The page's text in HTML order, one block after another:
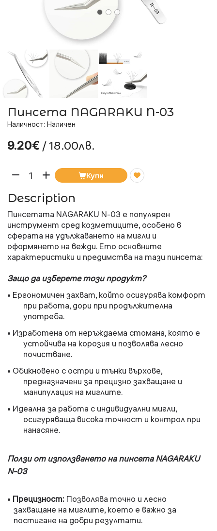
Пинсета NAGARAKU N-03
Наличност: Наличен
9.20€ / 18.00лв.
Купи
Description
Пинсетата NAGARAKU N-03 е популярен
инструмент сред козметиците, особено в
сферата на удължаването на мигли и
оформянето на вежди. Ето основните
характеристики и предимства на тази пинсета:
Защо да изберете този продукт?
• Ергономичен захват, който осигурява комфорт
при работа, дори при продължителна
употреба.
• Изработена от неръждаема стомана, която е
устойчива на корозия и позволява лесно
почистване.
• Обикновено с остри и тънки върхове,
предназначени за прецизно захващане и
манипулация на миглите.
• Идеална за работа с индивидуални мигли,
осигуряваща висока точност и контрол при
нанасяне.
Ползи от използването на пинсета NAGARAKU
N-03
• Прецизност: Позволява точно и лесно
захващане на миглите, което е важно за
постигане на добри резултати.